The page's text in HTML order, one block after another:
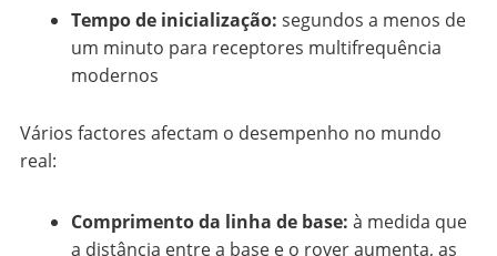
Tempo de inicialização: segundos a menos de
um minuto para receptores multifrequência
modernos
Vários factores afectam o desempenho no mundo
real:
Comprimento da linha de base: à medida que
a distância entre a base e o rover aumenta, as